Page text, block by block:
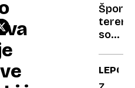
VOZILA
terenci
so
zakaj
LEPOTA